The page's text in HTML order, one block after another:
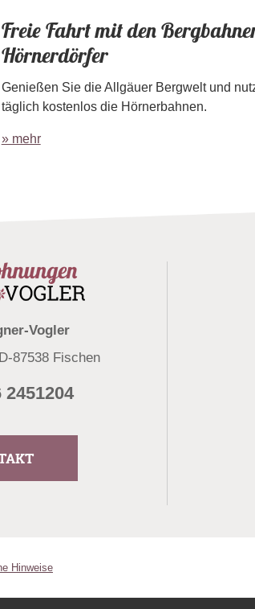
Freie Fahrt mit den
Hörnerdörfer
Genießen Sie die Allgäuer Bergwelt und
täglich kostenlos die Hörnerbahnen.
» mehr
Vogler
87538 Fischen
2451204
Hinweise